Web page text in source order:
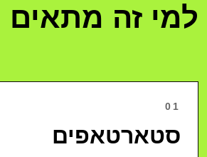
למי זה מתאים
01
סטארטאפים